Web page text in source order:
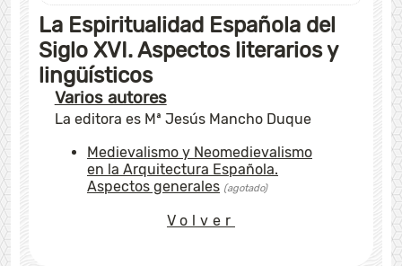
La Espiritualidad Española del
Siglo XVI. Aspectos literarios y
lingüísticos
Varios autores
La editora es Mª Jesús Mancho Duque
Medievalismo y Neomedievalismo
en la Arquitectura Española.
Aspectos generales (agotado)
Volver